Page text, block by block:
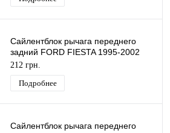
Сайлентблок рычага переднего
задний FORD FIESTA 1995-2002
MEKSAN
212 грн.
Подробнее
Сайлентблок рычага переднего